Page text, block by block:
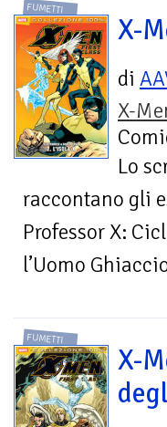
FUMETTI
X-
di
X-
Lo
raccontano gli
Professor X:
l’Uomo
FUMETTI
X-